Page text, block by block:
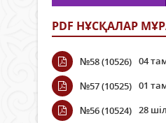
PDF НҰСҚАЛАР
№58 (10526) 04
№57 (10525) 01
№56 (10524) 28